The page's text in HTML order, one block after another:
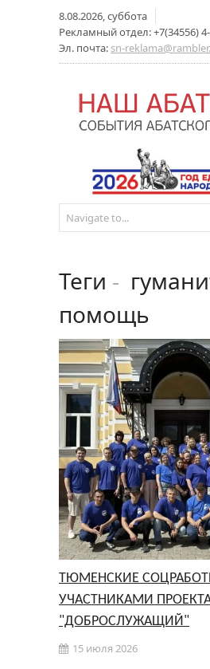
8.08.2026, суббота
Рекламный отдел: +7(34556)
Эл. почта: sn-
Теги -
помощь
ТЮМЕНСКИЕ
УЧАСТНИКАМИ
"ДОБРОСЛУЖАЩИЙ"
15 июля 2026